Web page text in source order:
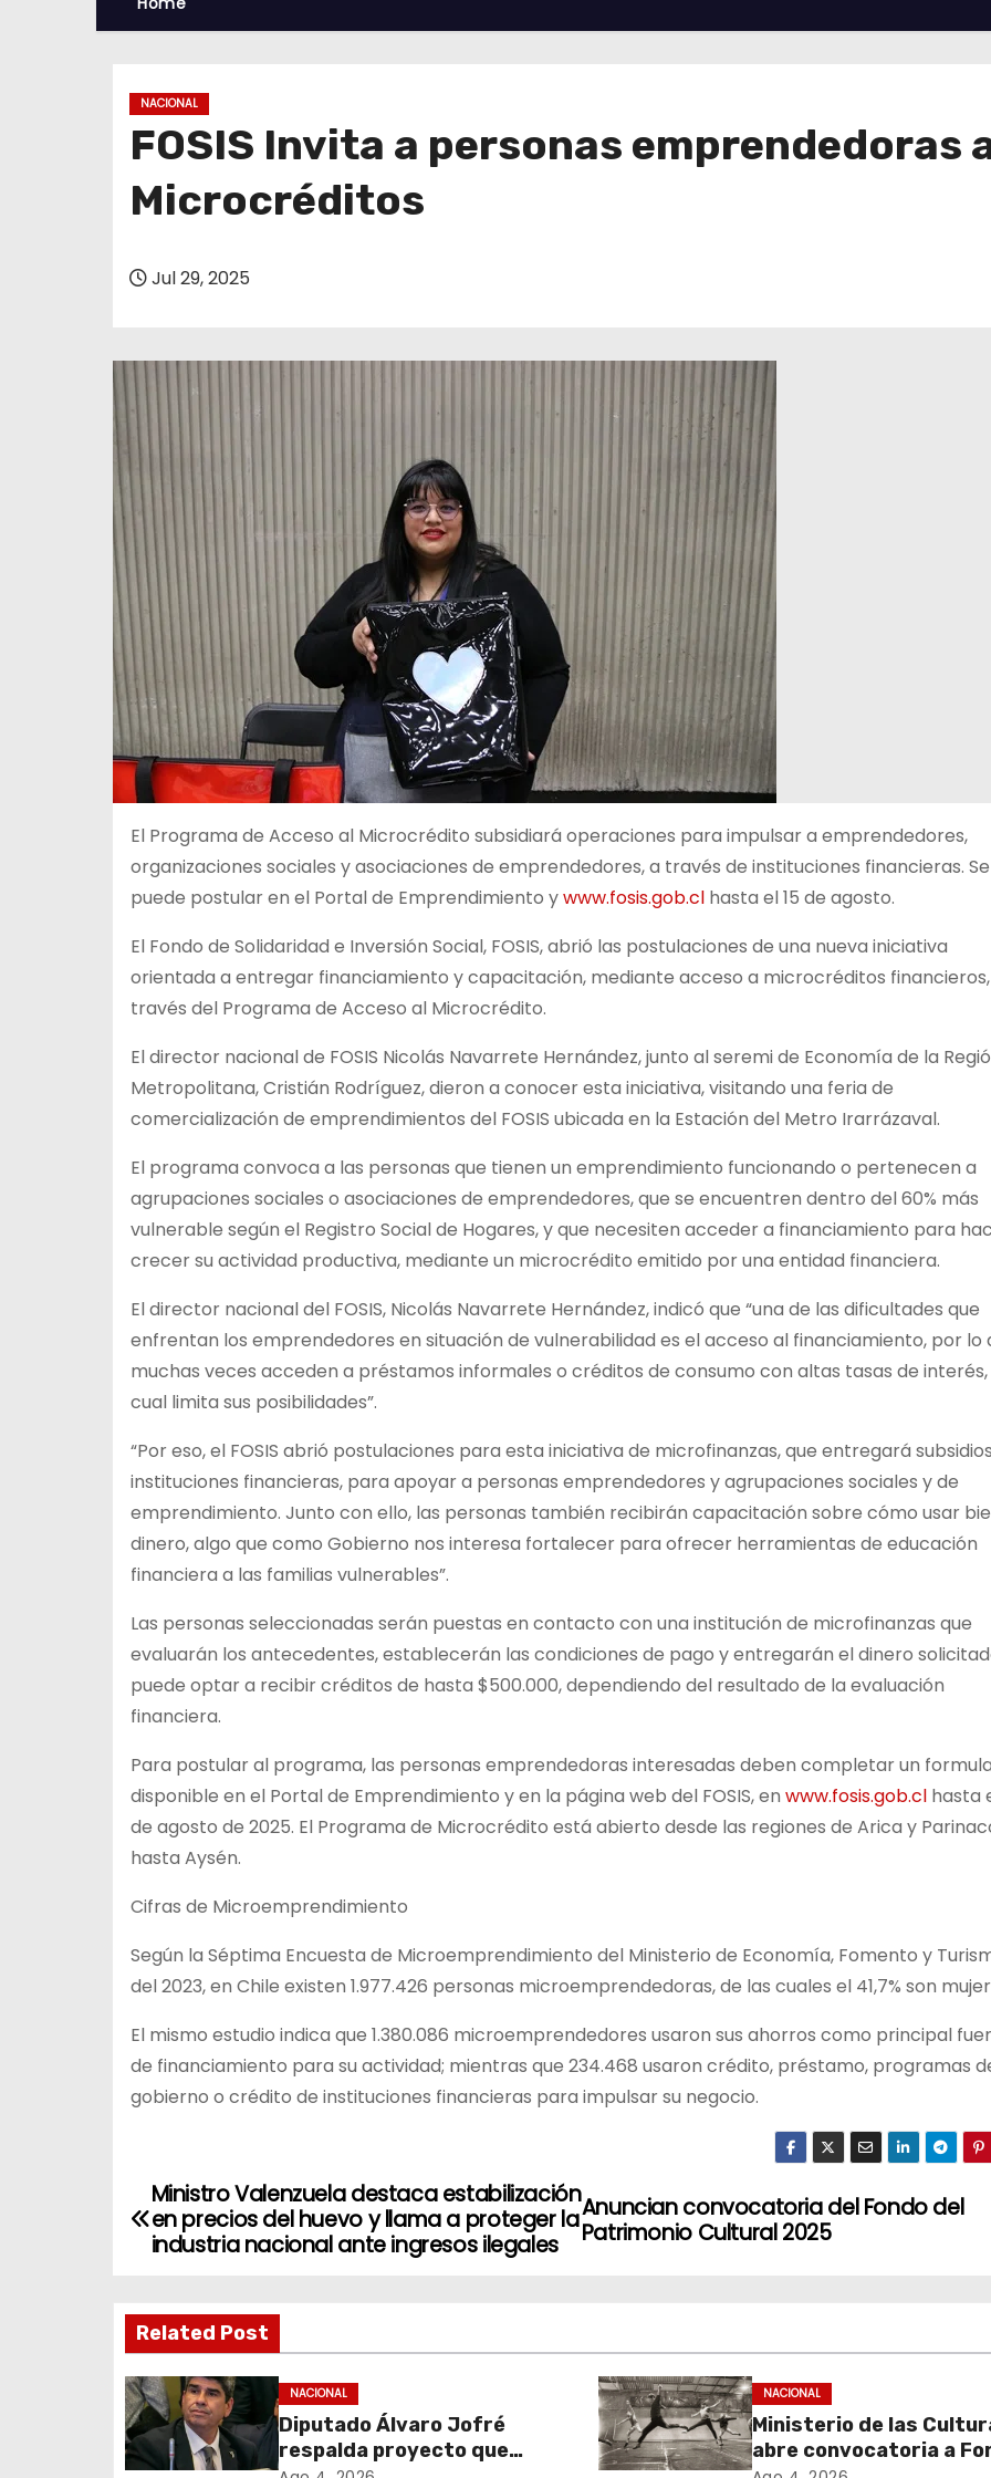
NACIONAL
FOSIS Invita a personas emprendedoras
Microcréditos
Jul 29, 2025
El Programa de Acceso al Microcrédito subsidiará operaciones para impulsar a emprendedores,
organizaciones sociales y asociaciones de emprendedores, a través de instituciones financieras. Se
puede postular en el Portal de Emprendimiento ywww.fosis.gob.cl hasta el 15 de agosto.
El Fondo de Solidaridad e Inversión Social, FOSIS, abrió las postulaciones de una nueva iniciativa
orientada a entregar financiamiento ycapacitación, mediante acceso a microcréditos
través del Programa de Acceso al Microcrédito.
El director nacional de FOSIS Nicolás Navarrete Hernández, junto al seremi de Economía de la
Metropolitana, Cristián Rodríguez, dieron a conocer esta iniciativa, visitando una feria de
comercialización de emprendimientos del FOSIS ubicada en la Estación del Metro Irarrázaval.
El programa convoca a las personas que tienen un emprendimiento funcionando o pertenecen a
agrupaciones sociales o asociaciones de emprendedores, que se encuentren dentro del 60% más
vulnerable según el Registro Social de Hogares, y que necesiten acceder a financiamiento para
crecer su actividad productiva, mediante un microcrédito emitido por una entidad financiera.
El director nacional del FOSIS, Nicolás Navarrete Hernández, indicó que “una de las dificultades que
enfrentan los emprendedores en situación de vulnerabilidad es el acceso al financiamiento, por lo
muchas veces acceden a préstamos informales o créditos de consumo con altas tasas de
cual limita sus posibilidades”.
“Por eso, el FOSIS abrió postulaciones para esta iniciativa de microfinanzas, que entregará
instituciones financieras, para apoyar a personas emprendedores y agrupaciones sociales y de
emprendimiento. Junto con ello, las personas también recibirán capacitación sobre cómo usar
dinero, algo que como Gobierno nos interesa fortalecer para ofrecer herramientas de educación
financiera a las familias vulnerables”.
Las personas seleccionadas serán puestas en contacto con una institución de microfinanzas que
evaluarán los antecedentes, establecerán las condiciones de pago y entregarán el dinero
puede optar a recibir créditos de hasta $500.000, dependiendo del resultado de la evaluación
financiera.
Para postular al programa, las personas emprendedoras interesadas deben completar un
disponible en el Portal de Emprendimiento y en la página web del FOSIS, en www.fosis.gob.cl hasta
de agosto de 2025. El Programa de Microcrédito está abierto desde las regiones de Arica y
hasta Aysén.
Cifras de Microemprendimiento
Según la Séptima Encuesta de Microemprendimiento del Ministerio de Economía, Fomento y
del 2023, en Chile existen 1.977.426 personas microemprendedoras, de las cuales el 41,7% son
El mismo estudio indica que 1.380.086 microemprendedores usaron sus ahorros como principal
de financiamiento para su actividad; mientras que 234.468 usaron crédito, préstamo, programas
gobierno o crédito de instituciones financieras para impulsar su negocio.
N
e
g
a
Anuncian convocatoria del Fondo del
Patrimonio Cultural 2025
Ministro Valenzuela destaca estabilización
en precios del huevo y llama a proteger la
industria nacional ante ingresos ilegales
Related Post
NACIONAL
Diputado Álvaro Jofré
respalda proyecto que
NACIONAL
Ministerio de las
abre convocatoria a